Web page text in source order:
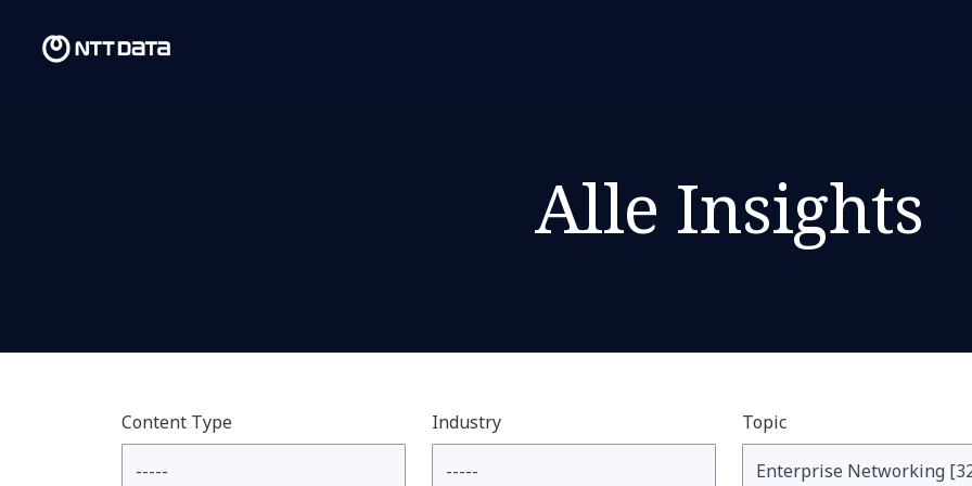
Alle Insights
Content Type Industry
Topic